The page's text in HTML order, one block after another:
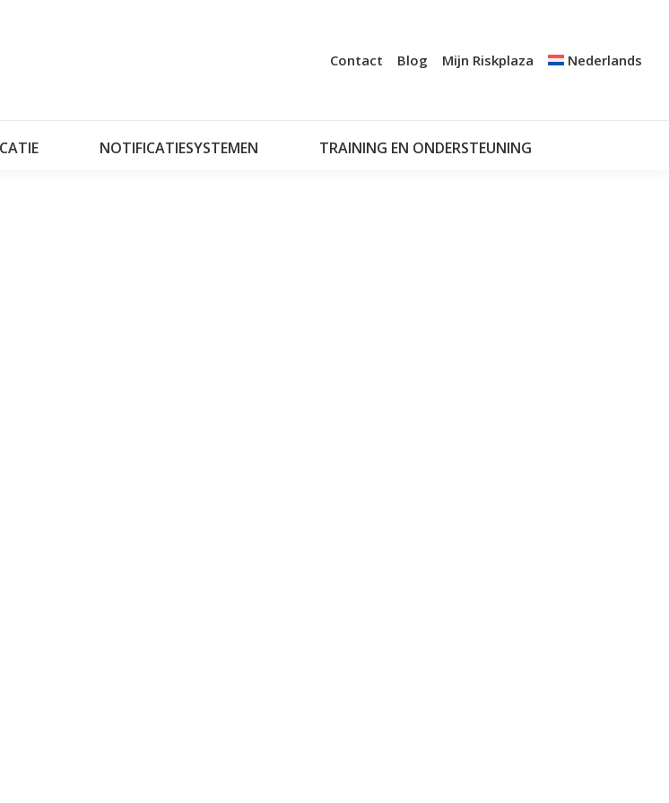
Contact Blog Mijn Riskplaza Nederlands
NOTIFICATIESYSTEMEN TRAINING EN ONDERSTEUNING